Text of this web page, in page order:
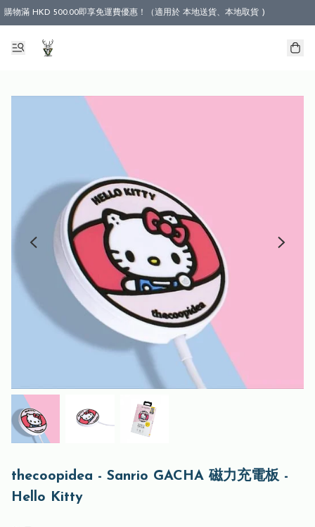
購物滿 HKD 500.00即享免運費優惠！（適用於 本地送貨、本地取貨 )
thecoopidea - Sanrio GACHA 磁力充電板 -
Hello Kitty